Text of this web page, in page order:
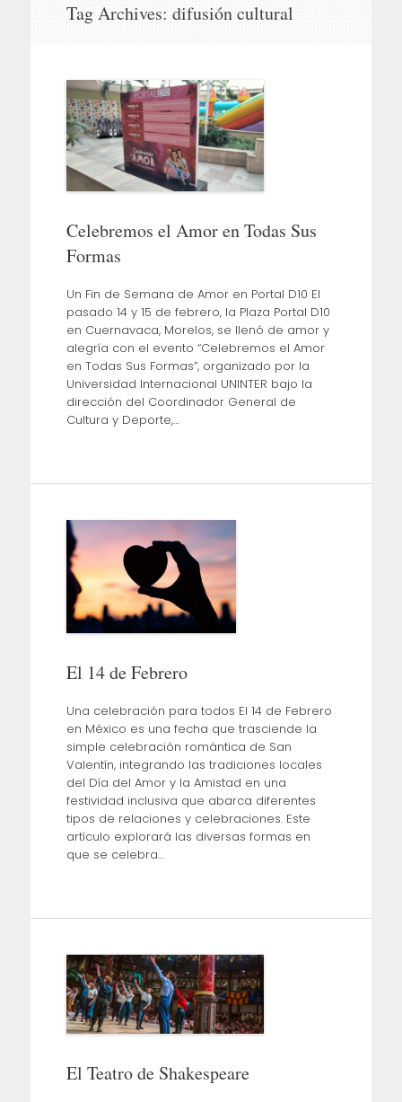
Tag Archives: difusión cultural
Celebremos el Amor en Todas Sus
Formas
Un Fin de Semana de Amor en Portal D10 El
pasado 14 y 15 de febrero, la Plaza Portal D10
en Cuernavaca, Morelos, se llenó de amor y
alegría con el evento “Celebremos el Amor
en Todas Sus Formas”, organizado por la
Universidad Internacional UNINTER bajo la
dirección del Coordinador General de
Cultura y Deporte,…
El 14 de Febrero
Una celebración para todos El 14 de Febrero
en México es una fecha que trasciende la
simple celebración romántica de San
Valentín, integrando las tradiciones locales
del Día del Amor y la Amistad en una
festividad inclusiva que abarca diferentes
tipos de relaciones y celebraciones. Este
artículo explorará las diversas formas en
que se celebra…
El Teatro de Shakespeare